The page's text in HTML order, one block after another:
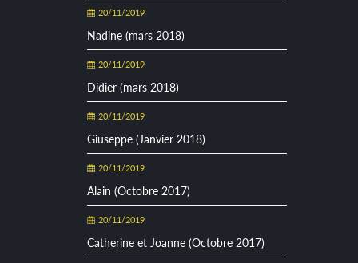
20/11/2019
Nadine (mars 2018)
20/11/2019
Didier (mars 2018)
20/11/2019
Giuseppe (Janvier 2018)
20/11/2019
Alain (Octobre 2017)
20/11/2019
Catherine et Joanne (Octobre 2017)